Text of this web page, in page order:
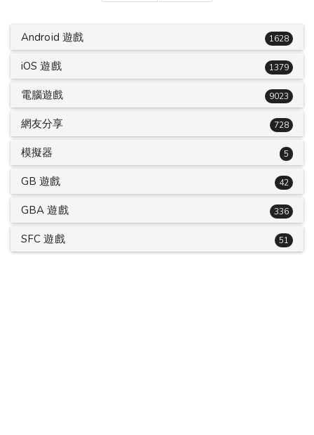
Android 遊戲 1628
iOS 遊戲 1379
電腦遊戲 9023
網友分享 728
模擬器 5
GB 遊戲 42
GBA 遊戲 336
SFC 遊戲 51